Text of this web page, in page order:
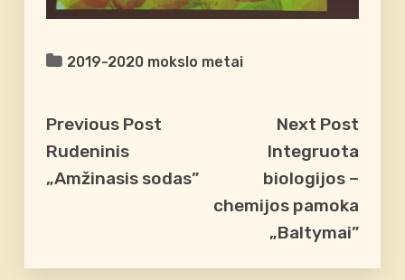
2019-2020 mokslo metai
Previous Post
Rudeninis
„Amžinasis sodas”
Next Post
Integruota
biologijos –
chemijos pamoka
„Baltymai”